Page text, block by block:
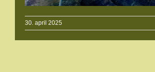
30. april 2025